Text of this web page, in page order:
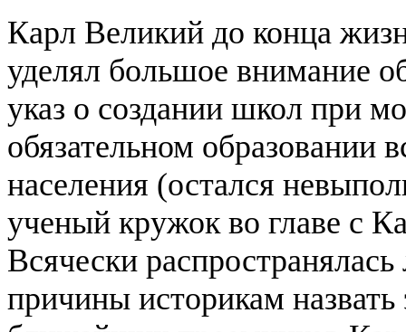
Карл Великий до конца
уделял большое внимание
указ о создании школ при
обязательном образовании
населения (остался
ученый кружок во главе с
Всячески
причины историкам